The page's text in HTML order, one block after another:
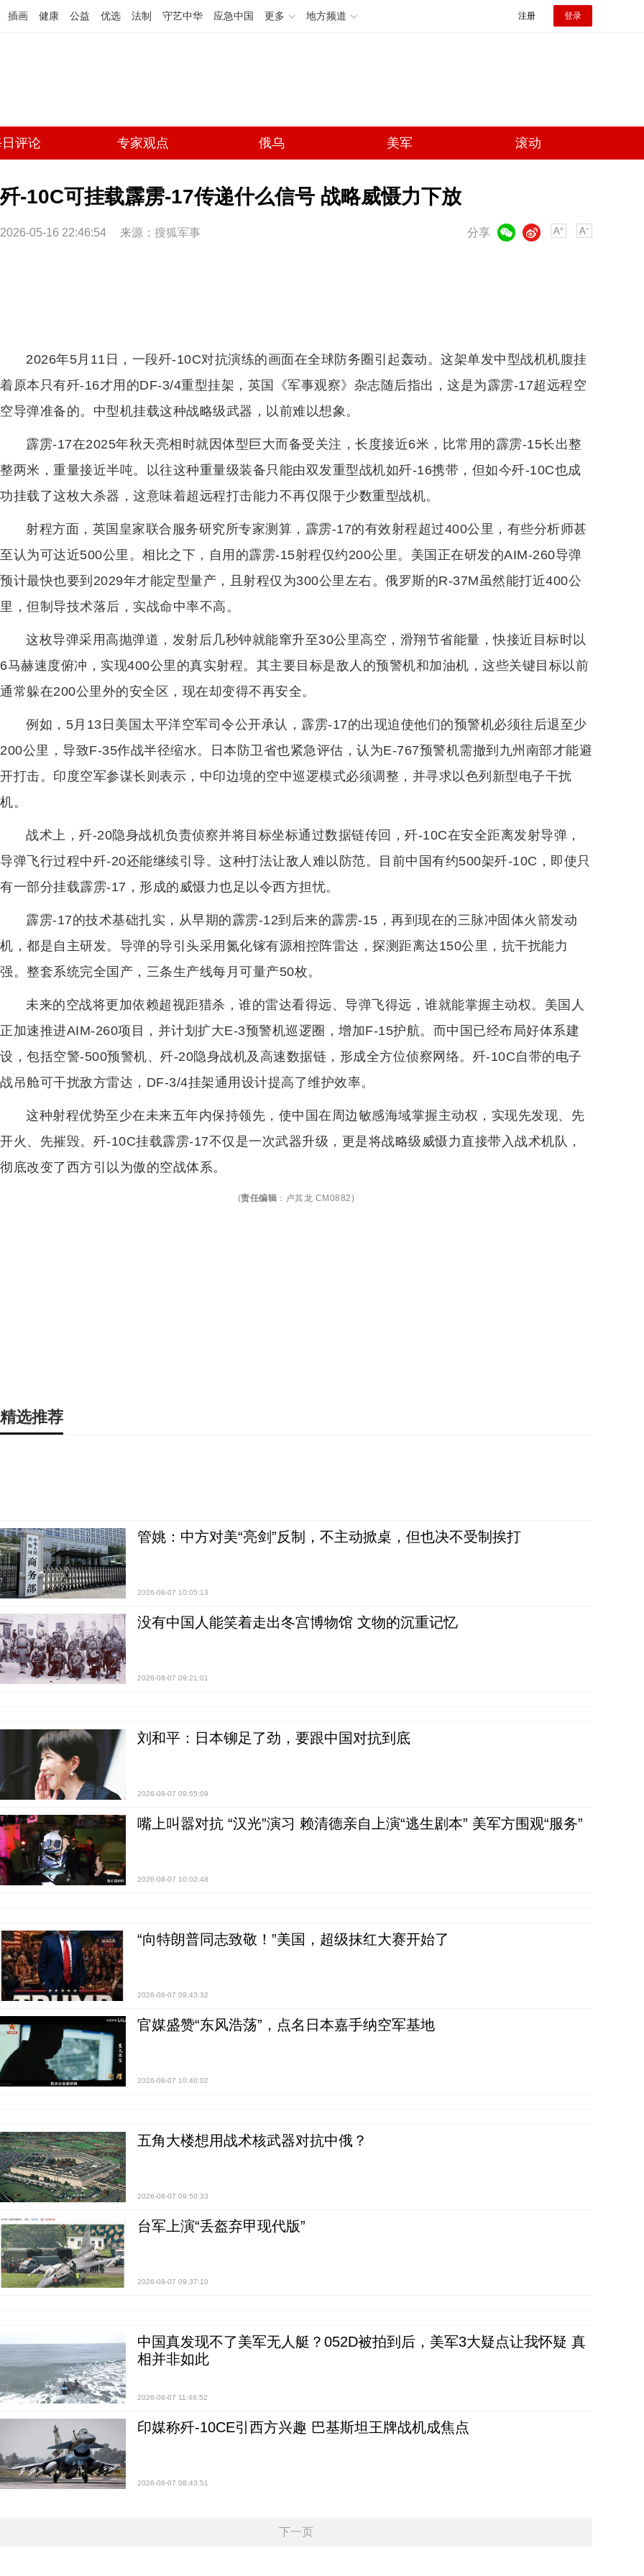
插画 健康 公益 优选 法制 守艺中华 应急中国 更多 地方频道 注册 登录
评论 专家观点 俄乌 美军 滚动
歼-10C可挂载霹雳-17传递什么信号 战略威慑力下放
2026-05-16 22:46:54 来源： 搜狐军事 分享
微博
2026年5月11日，一段歼-10C对抗演练的画面在全球防务圈引起轰动。这架单发中型战机机腹挂
着原本只有歼-16才用的DF-3/4重型挂架，英国《军事观察》杂志随后指出，这是为霹雳-17超远程空
空导弹准备的。中型机挂载这种战略级武器，以前难以想象。
霹雳-17在2025年秋天亮相时就因体型巨大而备受关注，长度接近6米，比常用的霹雳-15长出整
整两米，重量接近半吨。以往这种重量级装备只能由双发重型战机如歼-16携带，但如今歼-10C也成
功挂载了这枚大杀器，这意味着超远程打击能力不再仅限于少数重型战机。
射程方面，英国皇家联合服务研究所专家测算，霹雳-17的有效射程超过400公里，有些分析师甚
至认为可达近500公里。相比之下，自用的霹雳-15射程仅约200公里。美国正在研发的AIM-260导弹
预计最快也要到2029年才能定型量产，且射程仅为300公里左右。俄罗斯的R-37M虽然能打近400公
里，但制导技术落后，实战命中率不高。
这枚导弹采用高抛弹道，发射后几秒钟就能窜升至30公里高空，滑翔节省能量，快接近目标时以
6马赫速度俯冲，实现400公里的真实射程。其主要目标是敌人的预警机和加油机，这些关键目标以前
通常躲在200公里外的安全区，现在却变得不再安全。
例如，5月13日美国太平洋空军司令公开承认，霹雳-17的出现迫使他们的预警机必须往后退至少
200公里，导致F-35作战半径缩水。日本防卫省也紧急评估，认为E-767预警机需撤到九州南部才能避
开打击。印度空军参谋长则表示，中印边境的空中巡逻模式必须调整，并寻求以色列新型电子干扰
机。
战术上，歼-20隐身战机负责侦察并将目标坐标通过数据链传回，歼-10C在安全距离发射导弹，
导弹飞行过程中歼-20还能继续引导。这种打法让敌人难以防范。目前中国有约500架歼-10C，即使只
有一部分挂载霹雳-17，形成的威慑力也足以令西方担忧。
霹雳-17的技术基础扎实，从早期的霹雳-12到后来的霹雳-15，再到现在的三脉冲固体火箭发动
机，都是自主研发。导弹的导引头采用氮化镓有源相控阵雷达，探测距离达150公里，抗干扰能力
强。整套系统完全国产，三条生产线每月可量产50枚。
未来的空战将更加依赖超视距猎杀，谁的雷达看得远、导弹飞得远，谁就能掌握主动权。美国人
正加速推进AIM-260项目，并计划扩大E-3预警机巡逻圈，增加F-15护航。而中国已经布局好体系建
设，包括空警-500预警机、歼-20隐身战机及高速数据链，形成全方位侦察网络。歼-10C自带的电子
战吊舱可干扰敌方雷达，DF-3/4挂架通用设计提高了维护效率。
这种射程优势至少在未来五年内保持领先，使中国在周边敏感海域掌握主动权，实现先发现、先
开火、先摧毁。歼-10C挂载霹雳-17不仅是一次武器升级，更是将战略级威慑力直接带入战术机队，
彻底改变了西方引以为傲的空战体系。
(责任编辑 ： 卢其龙 CM0882)
精选推荐
管姚：中方对美“亮剑”反制，不主动掀桌，但也决不受制挨打
2026-08-07 10:05:13
没有中国人能笑着走出冬宫博物馆 文物的沉重记忆
2026-08-07 09:21:01
刘和平：日本铆足了劲，要跟中国对抗到底
2026-08-07 09:55:09
嘴上叫嚣对抗 “汉光”演习 赖清德亲自上演“逃生剧本” 美军方围观“服务”
2026-08-07 10:02:48
“向特朗普同志致敬！”美国，超级抹红大赛开始了
2026-08-07 09:43:32
官媒盛赞“东风浩荡”，点名日本嘉手纳空军基地
2026-08-07 10:40:02
五角大楼想用战术核武器对抗中俄？
2026-08-07 09:50:33
台军上演“丢盔弃甲现代版”
2026-08-07 09:37:10
中国真发现不了美军无人艇？052D被拍到后，美军3大疑点让我怀疑 真
相并非如此
2026-08-07 11:46:52
印媒称歼-10CE引西方兴趣 巴基斯坦王牌战机成焦点
2026-08-07 08:43:51
下一页